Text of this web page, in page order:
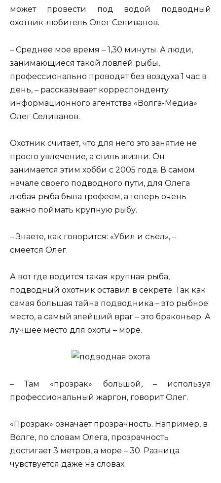
может провести под водой подводный
охотник-любитель Олег Селиванов.
– Среднее мое время – 1,30 минуты. А люди,
занимающиеся такой ловлей рыбы,
профессионально проводят без воздуха 1 час в
день, – рассказывает корреспонденту
информационного агентства «Волга-Медиа»
Олег Селиванов.
Охотник считает, что для него это занятие не
просто увлечение, а стиль жизни. Он
занимается этим хобби с 2005 года. В самом
начале своего подводного пути, для Олега
любая рыба была трофеем, а теперь очень
важно поймать крупную рыбу.
– Знаете, как говорится: «Убил и съел», –
смеется Олег.
А вот где водится такая крупная рыба,
подводный охотник оставил в секрете. Так как
самая большая тайна подводника – это рыбное
место, а самый злейший враг – это браконьер. А
лучшее место для охоты – море.
– Там «прозрак» большой, – используя
профессиональный жаргон, говорит Олег.
«Прозрак» означает прозрачность. Например, в
Волге, по словам Олега, прозрачность
достигает 3 метров, а море – 30. Разница
чувствуется даже на словах.